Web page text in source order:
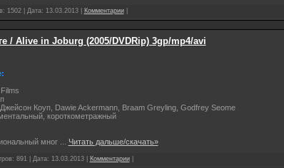
1502 | Дата: 13.03.2013| Комментарии|
/ Alive in Joburg (2005/DVDRip) 3gp/mp4/avi
Коуп, Dawie Ackermann, Braam Greyling, Godfrey Seome
короткометражный
мног Читать дальше/скачать»
891 | Дата: 13.03.2013| Комментарии|